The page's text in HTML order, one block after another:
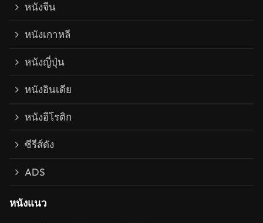
หนังจีน
หนังเกาหลี
หนังญี่ปุ่น
หนังอินเดีย
หนังอีโรติก
ซีรีส์ดัง
ADS
หนังแนว